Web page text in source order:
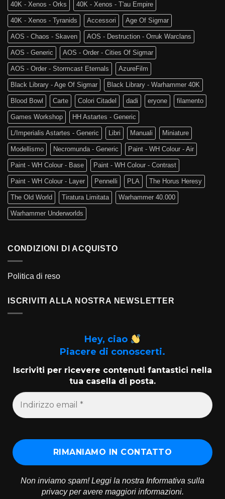
40K - Xenos - Orks 40K - Xenos - T'au Empire
40K - Xenos - Tyranids Accessori Age Of Sigmar
AOS - Chaos - Skaven AOS - Destruction - Orruk Warclans
AOS - Generic AOS - Order - Cities Of Sigmar
AOS - Order - Stormcast Eternals AzureFilm
Black Library - Age Of Sigmar Black Library - Warhammer 40K
Blood Bowl Carte Colori Citadel dadi eryone filamento
Games Workshop HH Astartes - Generic
L/Imperialis Astartes - Generic Libri Manuali Miniature
Modellismo Necromunda - Generic Paint - WH Colour - Air
Paint - WH Colour - Base Paint - WH Colour - Contrast
Paint - WH Colour - Layer Pennelli PLA The Horus Heresy
The Old World Tiratura Limitata Warhammer 40.000
Warhammer Underworlds
CONDIZIONI DI ACQUISTO
Politica di reso
ISCRIVITI ALLA NOSTRA NEWSLETTER
Hey, ciao
Piacere di conoscerti.
Iscriviti per ricevere contenuti fantastici nella
tua casella di posta.
Non inviamo spam! Leggi la nostra Informativa sulla
privacyper avere maggiori informazioni.